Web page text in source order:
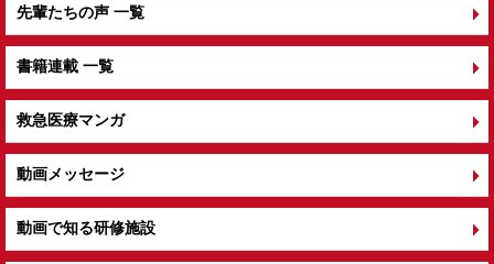
先輩たちの声 一覧
書籍連載 一覧
救急医療マンガ
動画メッセージ
動画で知る研修施設